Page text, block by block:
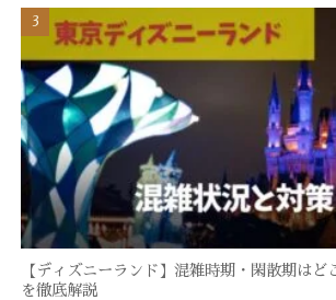
【ディズニーランド】混雑時期・閑散期はど
を徹底解説